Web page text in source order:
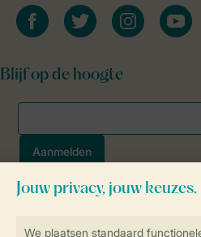
facebooktwitter instagramyoutube
Blijf op de hoogte